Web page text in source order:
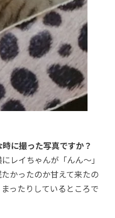
に撮った写真ですか？
レイちゃんが「んん～」
かったのか甘えて来たの
ったりしているところで